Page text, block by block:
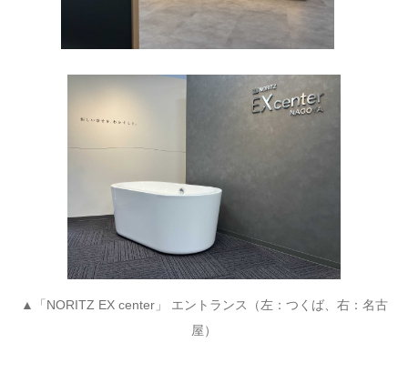
▲「NORITZ EX center」 エントランス（左：つくば、右：名古
屋）